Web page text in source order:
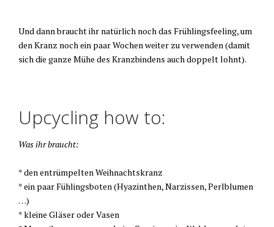
Und dann braucht ihr natürlich noch das Frühlingsfeeling, um
den Kranz noch ein paar Wochen weiter zu verwenden (damit
sich die ganze Mühe des Kranzbindens auch doppelt lohnt).
Upcycling how to:
Was ihr braucht:
* den entrümpelten Weihnachtskranz
* ein paar Fühlingsboten (Hyazinthen, Narzissen, Perlblumen
…)
* kleine Gläser oder Vasen